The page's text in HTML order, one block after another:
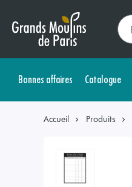
Bonnes affaires Catalogue
Accueil Produits